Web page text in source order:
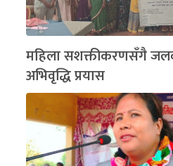
महिला सशक्तीकरणसँगै
अभिवृद्धि प्रयास